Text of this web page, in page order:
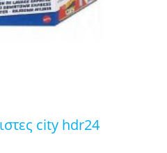
city hdr24